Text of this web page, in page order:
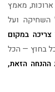
מאמץ
השחיקה ועל
במקום
בחוץ — הכל
ההנחה הזאת,